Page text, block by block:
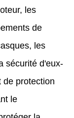
les
de
les
sécurité d'eux-
de protection
le